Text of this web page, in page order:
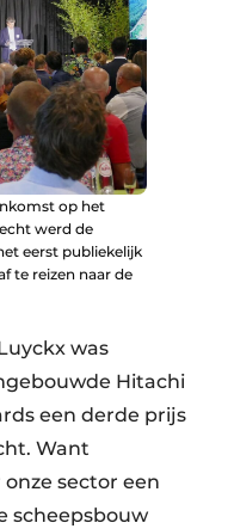
op het
werd de
eerst publiekelijk
te reizen naar de
was
Hitachi
een derde prijs
Want
sector een
scheepsbouw